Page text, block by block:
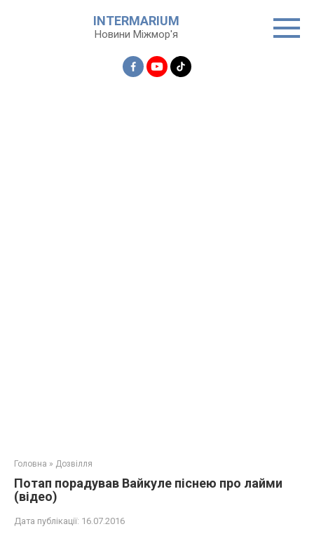
INTERMARIUM
Новини Міжмор'я
Головна » Дозвілля
Потап порадував Вайкуле піснею про лайми
(відео)
Дата публікації: 16.07.2016